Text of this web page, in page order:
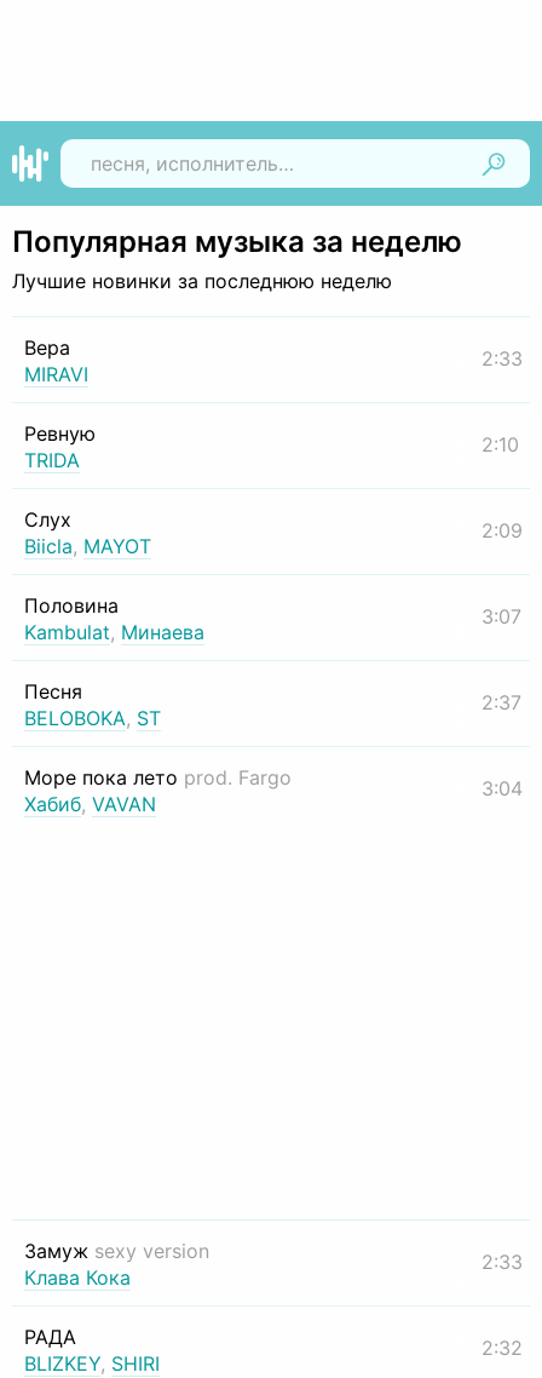
Популярная музыка за неделю
Лучшие новинки за последнюю неделю
Вера
MIRAVI
2:33
Ревную
TRIDA
2:10
Слух
Biicla, MAYOT
2:09
Половина
Kambulat, Минаева
3:07
Песня
BELOBOKA, ST
2:37
Море пока лето prod. Fargo
Хабиб, VAVAN
3:04
Замуж sexy version
Клава Кока
2:33
РАДА
BLIZKEY, SHIRI
2:32